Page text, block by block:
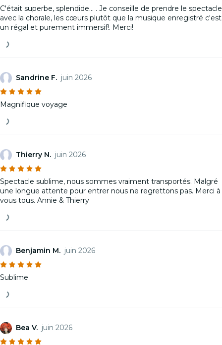
C'était superbe, splendide… . Je conseille de prendre le spectacle
avec la chorale, les cœurs plutôt que la musique enregistré c'est
un régal et purement immersif!. Merci!
Sandrine F. juin 2026
Magnifique voyage
Thierry N. juin 2026
Spectacle sublime, nous sommes vraiment transportés. Malgré
une longue attente pour entrer nous ne regrettons pas. Merci à
vous tous. Annie & Thierry
Benjamin M. juin 2026
Sublime
Bea V. juin 2026